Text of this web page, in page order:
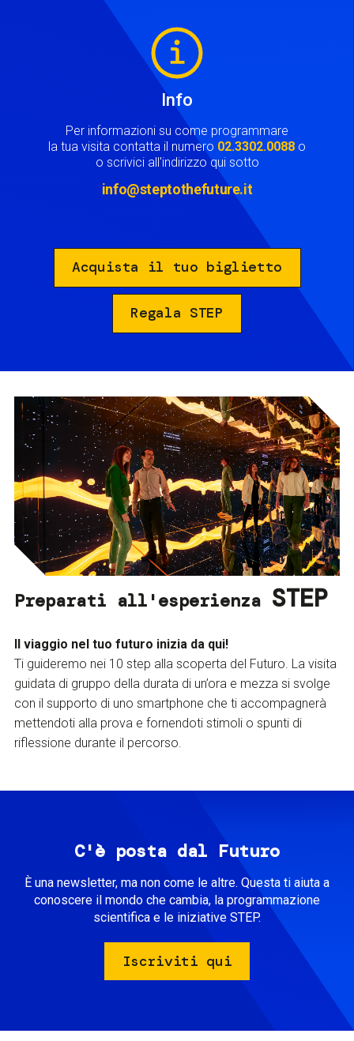
Info
Per informazioni su come programmare
la tua visita contatta il numero 02.3302.0088 o
o scrivici all'indirizzo qui sotto
info@steptothefuture.it
Acquista il tuo biglietto
Regala STEP
Preparati all'esperienza STEP
Il viaggio nel tuo futuro inizia da qui!
Ti guideremo nei 10 step alla scoperta del Futuro. La visita
guidata di gruppo della durata di un’ora e mezza si svolge
con il supporto di uno smartphone che ti accompagnerà
mettendoti alla prova e fornendoti stimoli o spunti di
riflessione durante il percorso.
C'è posta dal Futuro
È una newsletter, ma non come le altre. Questa ti aiuta a
conoscere il mondo che cambia, la programmazione
scientifica e le iniziative STEP.
Iscriviti qui